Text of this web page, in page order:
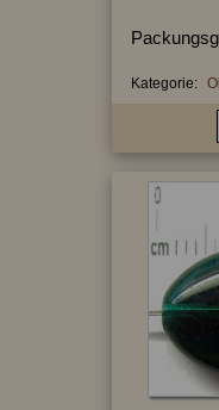
Kategorie: